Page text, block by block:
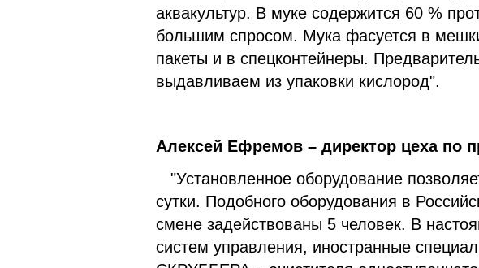
аквакультур. В муке содержится 60 %
большим спросом. Мука фасуется в
пакеты и в спецконтейнеры.
выдавливаем из упаковки кислород".
Алексей Ефремов – директор цеха по
"Установленное оборудование
сутки. Подобного оборудования в
смене задействованы 5 человек. В
систем управления, иностранные